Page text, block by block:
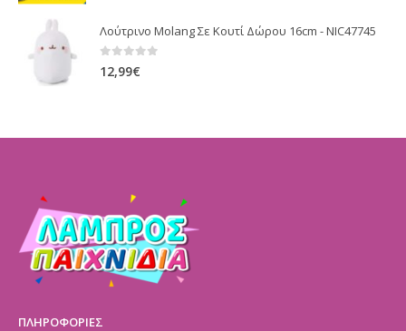
Λούτρινο Molang Σε Κουτί Δώρου 16cm - NIC47745
0 out of 5
12,99€
ΠΛΗΡΟΦΟΡΙΕΣ